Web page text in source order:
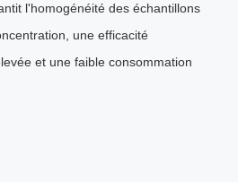
l'homogénéité des échantillons
une efficacité
et une faible consommation